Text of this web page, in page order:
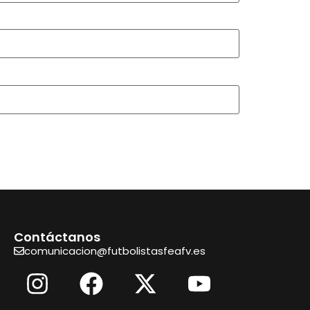
Contáctanos
comunicacion@futbolistasfeafv.es